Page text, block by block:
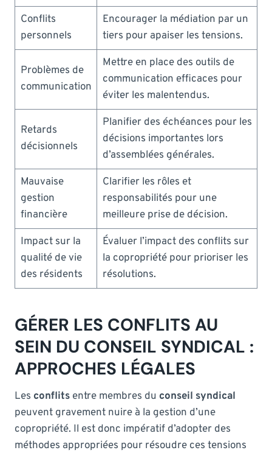
Conflits
personnels
Encourager la médiation par un
tiers pour apaiser les tensions.
Problèmes de
communication
Mettre en place des outils de
communication efficaces pour
éviter les malentendus.
Retards
décisionnels
Planifier des échéances pour les
décisions importantes lors
d’assemblées générales.
Mauvaise
gestion
financière
Clarifier les rôles et
responsabilités pour une
meilleure prise de décision.
Impact sur la
qualité de vie
des résidents
Évaluer l’impact des conflits sur
la copropriété pour prioriser les
résolutions.
GÉRER LES CONFLITS AU
SEIN DU CONSEIL SYNDICAL :
APPROCHES LÉGALES
Les conflits entre membres du conseil syndical
peuvent gravement nuire à la gestion d’une
copropriété. Il est donc impératif d’adopter des
méthodes appropriées pour résoudre ces tensions